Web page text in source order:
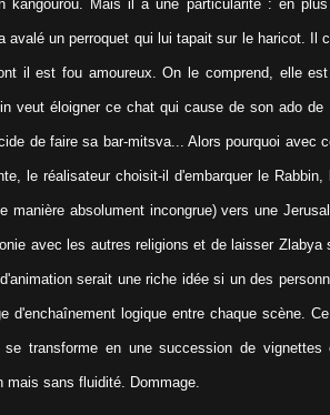
kangourou. Mais il a une particularité : en
avalé un perroquet qui lui tapait sur le haricot. Il
il est fou amoureux. On le comprend, elle
veut éloigner ce chat qui cause de son ado
de faire sa bar-mitsva... Alors pourquoi avec
le réalisateur choisit-il d'embarquer le
manière absolument incongrue) vers une
avec les autres religions et de laisser
serait une riche idée si un des
d'enchaînement logique entre chaque scène.
se transforme en une succession de
mais sans fluidité. Dommage.